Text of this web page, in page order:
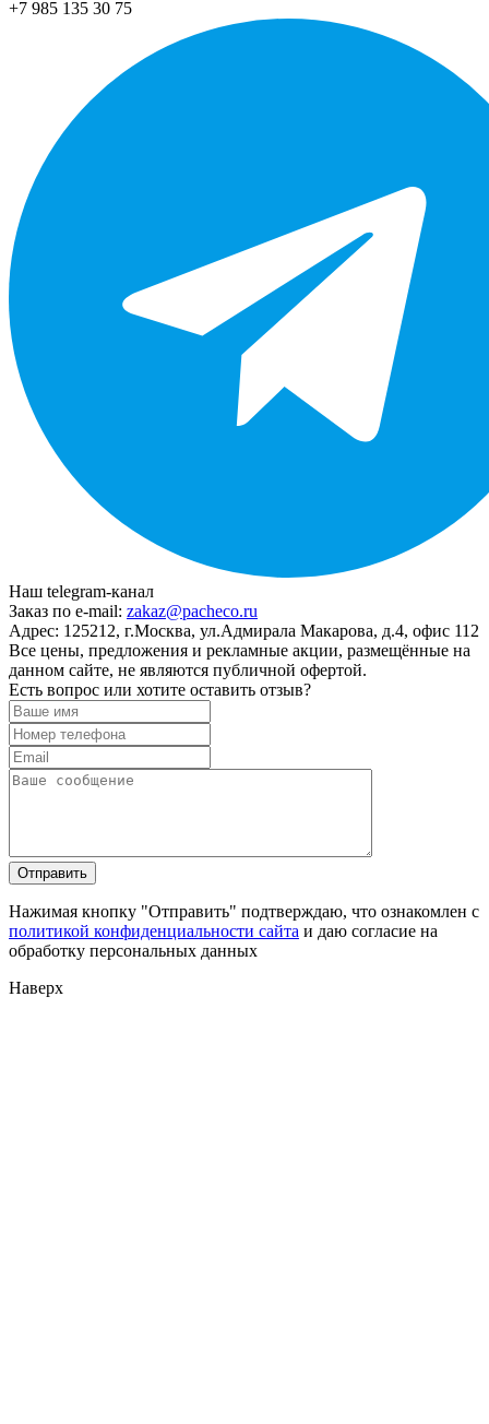
+7 985 135 30 75
Наш telegram-канал
Заказ по e-mail: zakaz@pacheco.ru
Адрес: 125212, г.Москва, ул.Адмирала Макарова, д.4, офис 112
Все цены, предложения и рекламные акции, размещённые на
данном сайте, не являются публичной офертой.
Есть вопрос или хотите оставить отзыв?
Нажимая кнопку "Отправить" подтверждаю, что ознакомлен с
политикой конфиденциальности сайта и даю согласие на
обработку персональных данных
Наверх